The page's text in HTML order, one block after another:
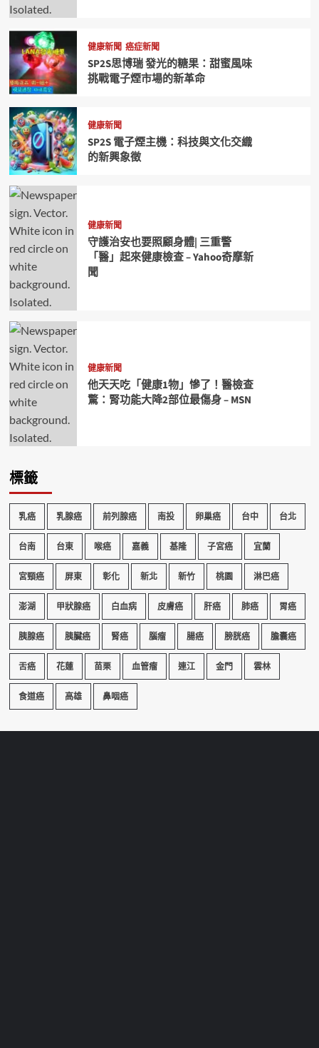
健康新聞 癌症新聞
SP2S思博瑞 發光的糖果：甜蜜風味
挑戰電子煙市場的新革命
健康新聞
SP2S 電子煙主機：科技與文化交織
的新興象徵
健康新聞
守護治安也要照顧身體| 三重警
「醫」起來健康檢查 – Yahoo奇摩新
聞
健康新聞
他天天吃「健康1物」慘了！醫檢查
驚：腎功能大降2部位最傷身 – MSN
標籤
乳癌 乳腺癌 前列腺癌 南投 卵巢癌 台中 台北
台南 台東 喉癌 嘉義 基隆 子宮癌 宜蘭
宮頸癌 屏東 彰化 新北 新竹 桃園 淋巴癌
澎湖 甲狀腺癌 白血病 皮膚癌 肝癌 肺癌 胃癌
胰腺癌 胰臟癌 腎癌 腦瘤 腸癌 膀胱癌 膽囊癌
舌癌 花蓮 苗栗 血管瘤 連江 金門 雲林
食道癌 高雄 鼻咽癌